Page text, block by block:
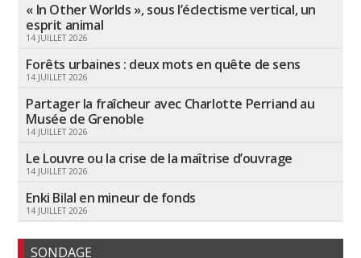
« In Other Worlds », sous l’éclectisme vertical, un
esprit animal
14 JUILLET 2026
Forêts urbaines : deux mots en quête de sens
14 JUILLET 2026
Partager la fraîcheur avec Charlotte Perriand au
Musée de Grenoble
14 JUILLET 2026
Le Louvre ou la crise de la maîtrise d’ouvrage
14 JUILLET 2026
Enki Bilal en mineur de fonds
14 JUILLET 2026
SONDAGE